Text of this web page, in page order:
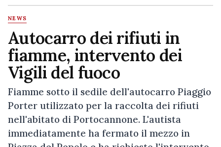
sito
NEWS
Autocarro dei rifiuti in
fiamme, intervento dei
Vigili del fuoco
Fiamme sotto il sedile dell'autocarro Piaggio
Porter utilizzato per la raccolta dei rifiuti
nell'abitato di Portocannone. L'autista
immediatamente ha fermato il mezzo in